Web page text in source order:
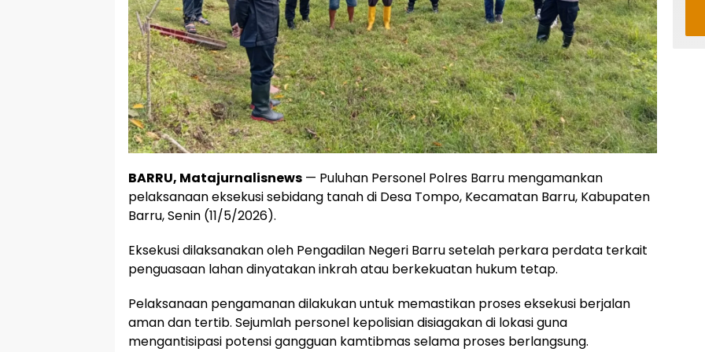
BARRU, Matajurnalisnews — Puluhan Personel Polres Barru mengamankan
pelaksanaan eksekusi sebidang tanah di Desa Tompo, Kecamatan Barru, Kabupaten
Barru, Senin (11/5/2026).
Eksekusi dilaksanakan oleh Pengadilan Negeri Barru setelah perkara perdata terkait
penguasaan lahan dinyatakan inkrah atau berkekuatan hukum tetap.
Pelaksanaan pengamanan dilakukan untuk memastikan proses eksekusi berjalan
aman dan tertib. Sejumlah personel kepolisian disiagakan di lokasi guna
mengantisipasi potensi gangguan kamtibmas selama proses berlangsung.